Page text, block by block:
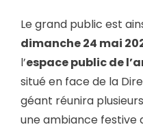
Le grand public est
dimanche 24 mai
l’espace public de
situé en face de la
géant réunira
une ambiance festive